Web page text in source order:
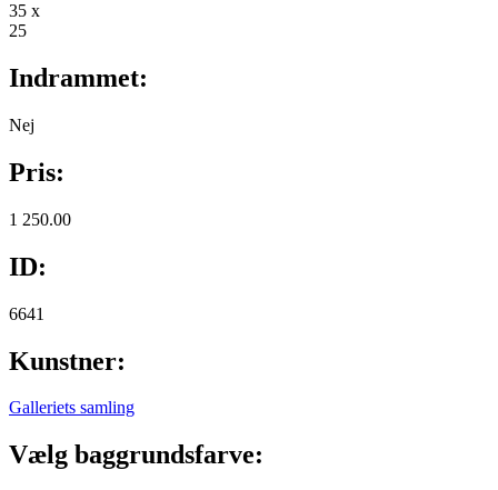
35 x
25
Indrammet:
Nej
Pris:
1 250.00
ID:
6641
Kunstner:
Galleriets samling
Vælg baggrundsfarve: